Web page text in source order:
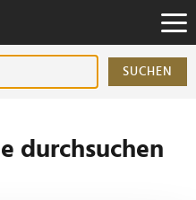
SUCHEN
durchsuchen